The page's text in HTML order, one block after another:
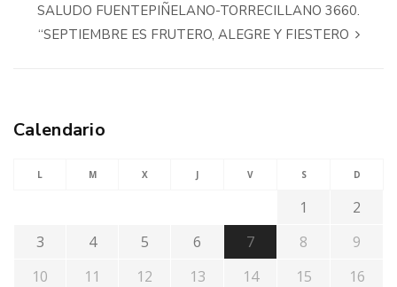
SALUDO FUENTEPIÑELANO-TORRECILLANO 3660.
“SEPTIEMBRE ES FRUTERO, ALEGRE Y FIESTERO
Calendario
L M X J V S D
1
2
3
4 5 6 7 8
9
10
11 12 13 14 15
16